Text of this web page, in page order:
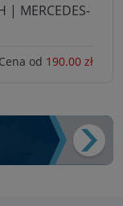
| MERCEDES-
Cena od 190.00 zł